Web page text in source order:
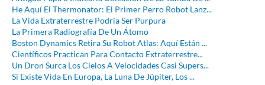
He Aquí El Thermonator: El Primer Perro Robot Lanz...
La Vida Extraterrestre Podría Ser Purpura
La Primera Radiografía De Un Átomo
Boston Dynamics Retira Su Robot Atlas: Aquí Están ...
Científicos Practican Para Contacto Extraterrestre...
Un Dron Surca Los Cielos A Velocidades Casi Supers...
Si Existe Vida En Europa, La Luna De Júpiter, Los ...